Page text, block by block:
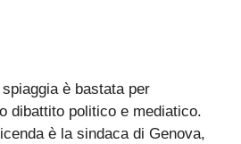
è bastata per
dibattito politico e mediatico.
è la sindaca di Genova,